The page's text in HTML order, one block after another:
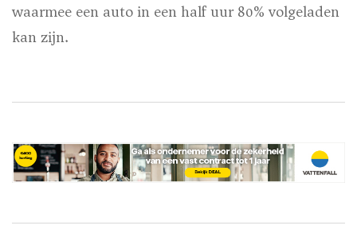
waarmee een auto in een half uur 80% volgeladen
kan zijn.